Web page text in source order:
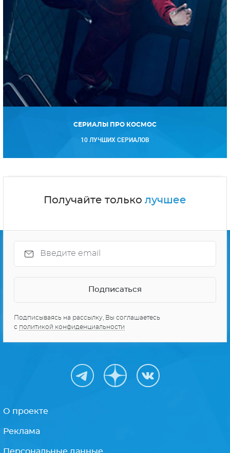
СЕРИАЛЫ ПРО КОСМОС
10 ЛУЧШИХ СЕРИАЛОВ
Получайте только лучшее
Подписываясь на рассылку, Вы соглашаетесь
с политикой конфиденциальности
О проекте
Реклама